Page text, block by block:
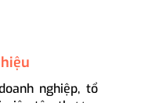
nghiệp, tổ